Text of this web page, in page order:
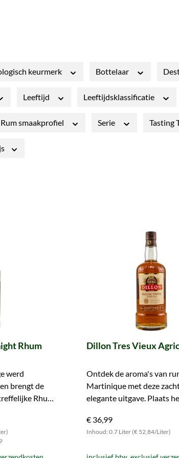
keurmerk Bottelaar
Leeftijd Leeftijdsklassificatie
Rum smaakprofiel Serie Tasting
Rhum
werd
brengt de
Rhum
Dillon Tres Vieux
Ontdek de aroma's van
Martinique met deze
elegante uitgave. Plaats
€ 36,99
Inhoud: 0.7 Liter (€ 52,84/Liter)